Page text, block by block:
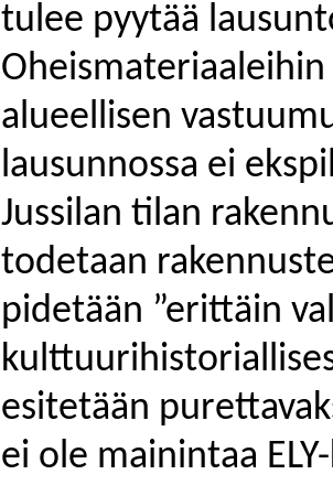
tulee pyytää
alueellisen
lausunnossa ei
Jussilan tilan
todetaan
pidetään ”erittäin
esitetään
ei ole mainintaa